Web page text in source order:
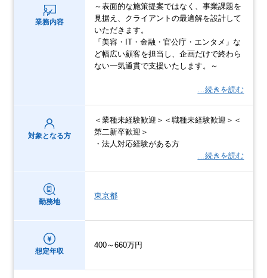
業務内容
～表面的な施策提案ではなく、事業課題を
見据え、クライアントの最適解を設計して
いただきます。
「美容・IT・金融・官公庁・エンタメ」な
ど幅広い顧客を担当し、企画だけで終わら
ない一気通貫で支援いたします。～
…続きを読む
対象となる方
＜業種未経験歓迎＞＜職種未経験歓迎＞＜
第二新卒歓迎＞
・法人対応経験がある方
…続きを読む
勤務地
東京都
想定年収
400～660万円